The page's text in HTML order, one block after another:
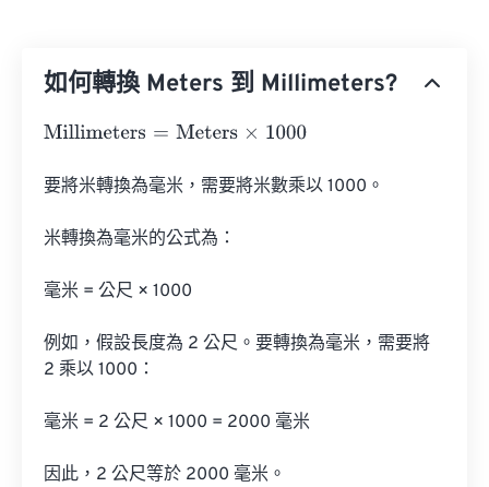
如何轉換 Meters 到 Millimeters?
Millimeters=Meters×1000
要將米轉換為毫米，需要將米數乘以 1000。
米轉換為毫米的公式為：
毫米 = 公尺 × 1000
例如，假設長度為 2 公尺。要轉換為毫米，需要將
2 乘以 1000：
毫米 = 2 公尺 × 1000 = 2000 毫米
因此，2 公尺等於 2000 毫米。